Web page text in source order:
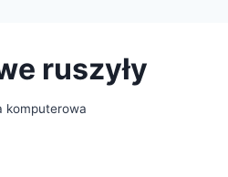
ruszyły
komputerowa